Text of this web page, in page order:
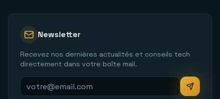
Newsletter
Recevez nos dernières actualités et conseils tech
directement dans votre boîte mail.